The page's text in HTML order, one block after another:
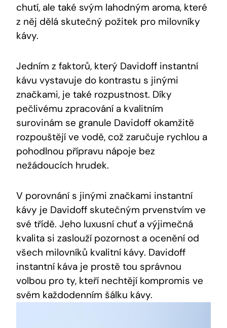
chutí, ale také svým lahodným aroma, které
z něj dělá skutečný požitek pro milovníky
kávy.
Jedním z faktorů, který Davidoff instantní
kávu vystavuje do kontrastu s jinými
značkami, je také rozpustnost. Díky
pečlivému zpracování a kvalitním
surovinám se granule Davidoff okamžitě
rozpouštějí ve vodě, což zaručuje rychlou a
pohodlnou přípravu nápoje bez
nežádoucích hrudek.
V porovnání s jinými značkami instantní
kávy je Davidoff skutečným prvenstvím ve
své třídě. Jeho luxusní chuť a výjimečná
kvalita si zaslouží pozornost a ocenění od
všech milovníků kvalitní kávy. Davidoff
instantní káva je prostě tou správnou
volbou pro ty, kteří nechtějí kompromis ve
svém každodenním šálku kávy.